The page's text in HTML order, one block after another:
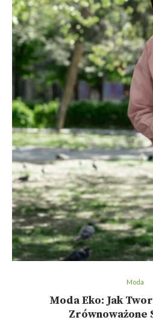
Moda
Moda Eko: Jak
Zrównoważone